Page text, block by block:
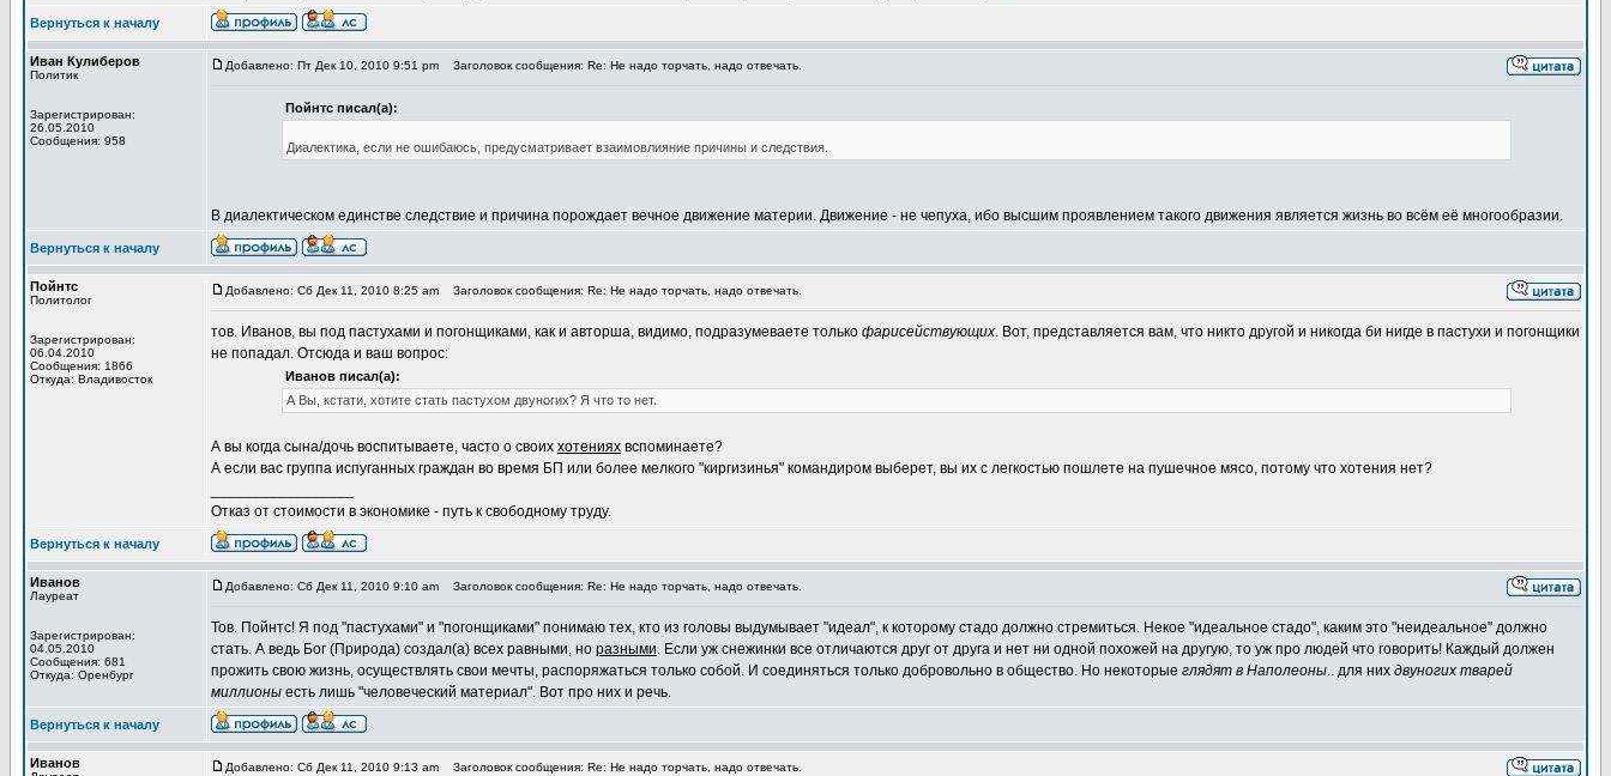
Вернуться к началу
Иван Кулиберов
Политик
Зарегистрирован:
26.05.2010
Сообщения: 958
Добавлено: Пт Дек 10, 2010 9:51 pm Заголовок сообщения: Re: Не надо торчать, надо отвечать.
Пойнтс писал(а):
Диалектика, если не ошибаюсь, предусматривает взаимовлияние причины и следствия.
В диалектическом единстве следствие и причина порождает вечное движение материи. Движение - не чепуха, ибо высшим проявлением такого движения является жизнь во всём её многообразии.
Вернуться к началу
Пойнтс
Политолог
Зарегистрирован:
06.04.2010
Сообщения: 1866
Откуда: Владивосток
Добавлено: Сб Дек 11, 2010 8:25 am Заголовок сообщения: Re: Не надо торчать, надо отвечать.
тов. Иванов, вы под пастухами и погонщиками, как и авторша, видимо, подразумеваете только фарисействующих. Вот, представляется вам, что никто другой и никогда би нигде в пастухи и погонщики
не попадал. Отсюда и ваш вопрос:
Иванов писал(а):
А Вы, кстати, хотите стать пастухом двуногих? Я что то нет.
А вы когда сына/дочь воспитываете, часто о своих хотениях вспоминаете?
А если вас группа испуганных граждан во время БП или более мелкого "киргизинья" командиром выберет, вы их с легкостью пошлете на пушечное мясо, потому что хотения нет?
Отказ от стоимости в экономике - путь к свободному труду.
Вернуться к началу
Иванов
Лауреат
Зарегистрирован:
04.05.2010
Сообщения: 681
Откуда: Оренбург
Добавлено: Сб Дек 11, 2010 9:10 am Заголовок сообщения: Re: Не надо торчать, надо отвечать.
Тов. Пойнтс! Я под "пастухами" и "погонщиками" понимаю тех, кто из головы выдумывает "идеал", к которому стадо должно стремиться. Некое "идеальное стадо", каким это "неидеальное" должно
стать. А ведь Бог (Природа) создал(а) всех равными, но разными. Если уж снежинки все отличаются друг от друга и нет ни одной похожей на другую, то уж про людей что говорить! Каждый должен
прожить свою жизнь, осуществлять свои мечты, распоряжаться только собой. И соединяться только добровольно в общество. Но некоторые глядят в Наполеоны.. для них двуногих тварей
миллионы есть лишь "человеческий материал". Вот про них и речь.
Вернуться к началу
Иванов Добавлено: Сб Дек 11, 2010 9:13 am Заголовок сообщения: Re: Не надо торчать, надо отвечать.